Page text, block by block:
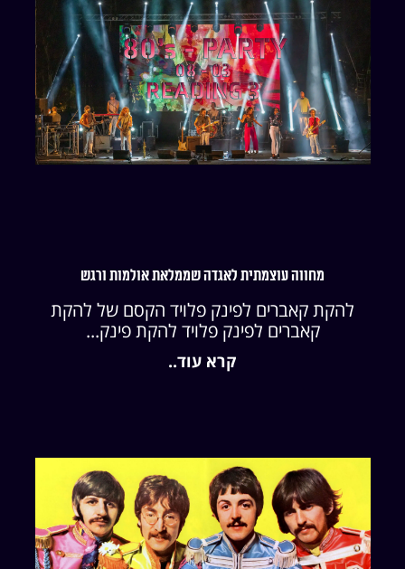
מחווה עוצמתית לאגדה שממלאת אולמות ורגש
להקת קאברים לפינק פלויד הקסם של להקת
קאברים לפינק פלויד להקת פינק...
קרא עוד..